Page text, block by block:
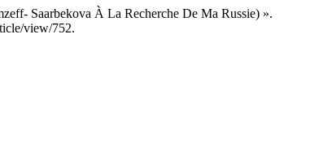
Saarbekova À La Recherche De Ma Russie) ».
view/752.